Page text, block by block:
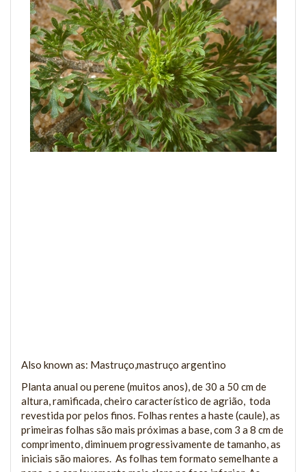
Also known as: Mastruço,mastruço argentino
Planta anual ou perene (muitos anos), de 30 a 50 cm de
altura, ramificada, cheiro característico de agrião, toda
revestida por pelos finos. Folhas rentes a haste (caule), as
primeiras folhas são mais próximas a base, com 3 a 8 cm de
comprimento, diminuem progressivamente de tamanho, as
iniciais são maiores. As folhas tem formato semelhante a